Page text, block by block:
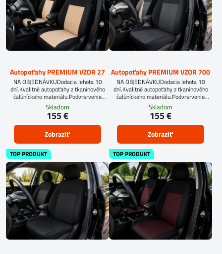
Autopoťahy PREMIUM VZOR 27
NA OBJEDNÁVKUDodacia lehota 10
dní.Kvalitné autopoťahy z tkaninového
čalúníckeho materiálu.Podvrsrvenie
molitan 5 mm.
Skladom
155 €
Zobraziť
Autopoťahy PREMIUM VZOR 700
NA OBJEDNÁVKUDodacia lehota 10
dní.Kvalitné autopoťahy z tkaninového
čalúníckeho materiálu.Podvrsrvenie
molitan 5 mm.
Skladom
155 €
Zobraziť
TOP PRODUKT TOP PRODUKT